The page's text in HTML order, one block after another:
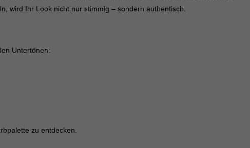
wird Ihr Look nicht nur stimmig – sondern authentisch.
Untertönen:
zu entdecken.